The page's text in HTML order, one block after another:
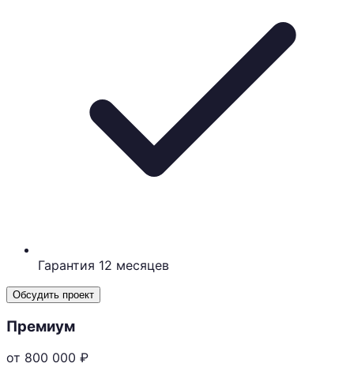
Гарантия 12 месяцев
Обсудить проект
Премиум
от 800 000 ₽